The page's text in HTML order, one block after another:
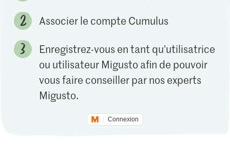
Associer le compte Cumulus
Enregistrez-vous en tant qu'utilisatrice
ou utilisateur Migusto afin de pouvoir
vous faire conseiller par nos experts
Migusto.
Connexion